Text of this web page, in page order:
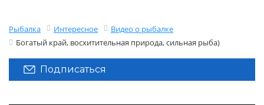
Рыбалка Интересное
Видео о рыбалке
Богатый край, восхитительная природа, сильная рыба)
Подписаться